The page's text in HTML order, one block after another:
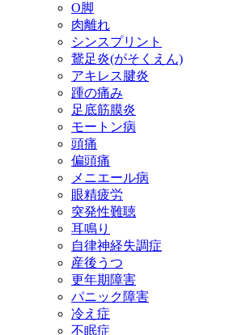
O脚
肉離れ
シンスプリント
鵞足炎(がそくえん)
アキレス腱炎
踵の痛み
足底筋膜炎
モートン病
頭痛
偏頭痛
メニエール病
眼精疲労
突発性難聴
耳鳴り
自律神経失調症
産後うつ
更年期障害
パニック障害
冷え症
不眠症